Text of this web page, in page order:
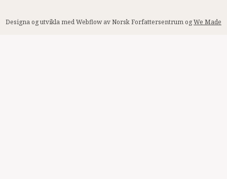
Designa og utvikla med Webflow av Norsk Forfattersentrum ogWe Made